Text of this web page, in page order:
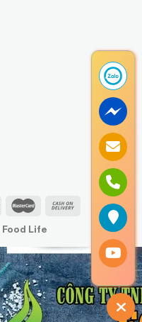
(1)
Food Life